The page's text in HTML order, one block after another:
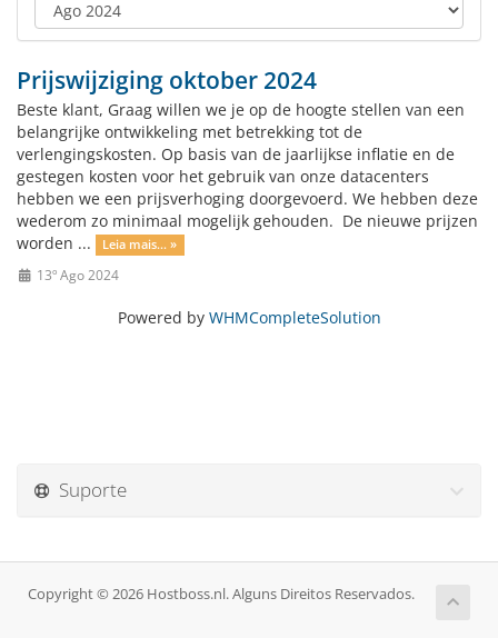
Prijswijziging oktober 2024
Beste klant, Graag willen we je op de hoogte stellen van een
belangrijke ontwikkeling met betrekking tot de
verlengingskosten. Op basis van de jaarlijkse inflatie en de
gestegen kosten voor het gebruik van onze datacenters
hebben we een prijsverhoging doorgevoerd. We hebben deze
wederom zo minimaal mogelijk gehouden. De nieuwe prijzen
worden ...
Leia mais... »
13º Ago 2024
Powered by WHMCompleteSolution
Suporte
Copyright © 2026 Hostboss.nl. Alguns Direitos Reservados.